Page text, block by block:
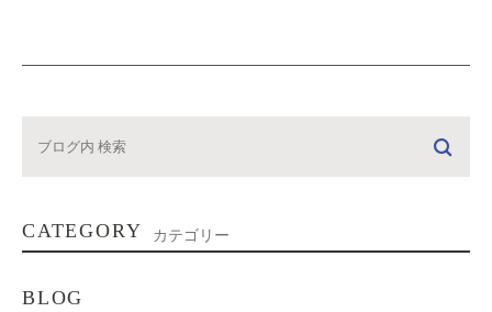
CATEGORY カテゴリー
BLOG